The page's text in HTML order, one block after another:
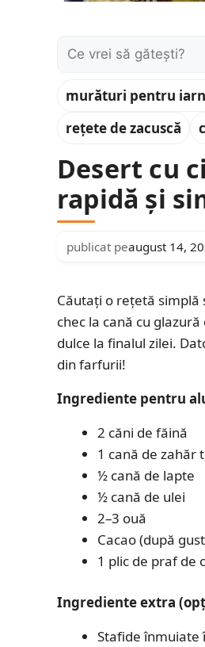
Caută:
murături pentru
rețete de zacuscă
Desert cu
rapidă și
publicat peaugust 14,
Căutați o rețetă simplă
chec la cană cu
dulce la finalul zilei.
din farfurii!
Ingrediente pentru
2 căni de făină
1 cană de zahăr
½ cană de lapte
½ cană de ulei
2–3 ouă
Cacao (după
1 plic de praf de
Ingrediente extra
Stafide înmuiate